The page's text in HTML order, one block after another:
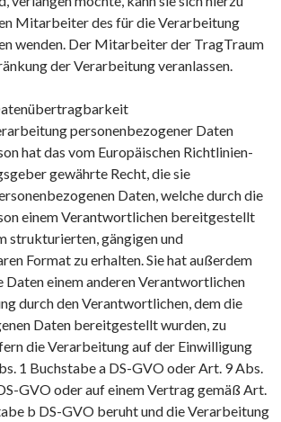
Mitarbeiter des für die Verarbeitung
wenden. Der Mitarbeiter der TragTraum
der Verarbeitung veranlassen.
personenbezogener Daten
hat das vom Europäischen Richtlinien-
gewährte Recht, die sie
Daten, welche durch die
einem Verantwortlichen bereitgestellt
strukturierten, gängigen und
Format zu erhalten. Sie hat außerdem
Daten einem anderen Verantwortlichen
durch den Verantwortlichen, dem die
Daten bereitgestellt wurden, zu
die Verarbeitung auf der Einwilligung
1 Buchstabe a DS-GVO oder Art. 9 Abs.
GVO oder auf einem Vertrag gemäß Art.
b DS-GVO beruht und die Verarbeitung